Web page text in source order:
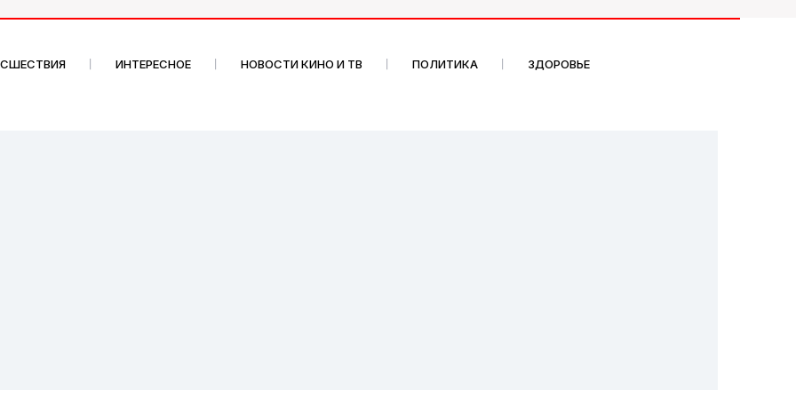
ИНТЕРЕСНОЕ НОВОСТИ КИНО И ТВ ПОЛИТИКА ЗДОРОВЬЕ